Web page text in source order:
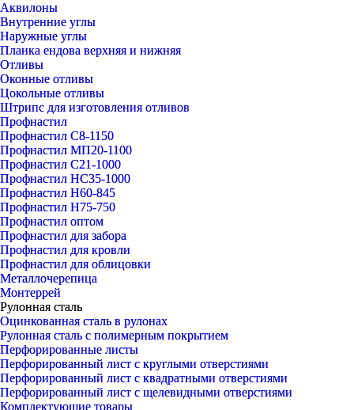
Аквилоны
Внутренние углы
Наружные углы
Планка ендова верхняя и нижняя
Отливы
Оконные отливы
Цокольные отливы
Штрипс для изготовления отливов
Профнастил
Профнастил С8-1150
Профнастил МП20-1100
Профнастил С21-1000
Профнастил НС35-1000
Профнастил Н60-845
Профнастил Н75-750
Профнастил оптом
Профнастил для забора
Профнастил для кровли
Профнастил для облицовки
Металлочерепица
Монтеррей
Рулонная сталь
Оцинкованная сталь в рулонах
Рулонная сталь с полимерным покрытием
Перфорированные листы
Перфорированный лист с круглыми отверстиями
Перфорированный лист с квадратными отверстиями
Перфорированный лист с щелевидными отверстиями
Комплектующие товары